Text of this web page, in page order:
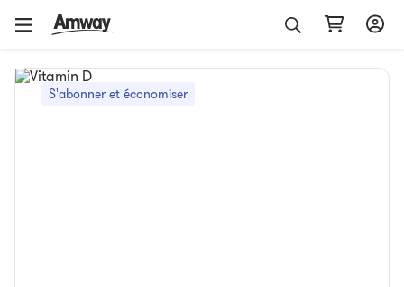
S'abonner et économiser